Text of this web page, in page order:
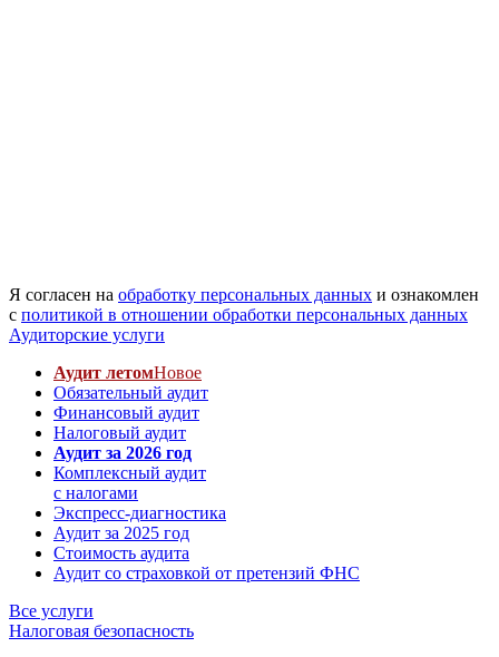
Я согласен на обработку персональных данных и ознакомлен
с политикой в отношении обработки персональных данных
Аудиторские услуги
Аудит летомНовое
Обязательный аудит
Финансовый аудит
Налоговый аудит
Аудит за 2026 год
Комплексный аудит
с налогами
Экспресс-диагностика
Аудит за 2025 год
Стоимость аудита
Аудит со страховкой от претензий ФНС
Все услуги
Налоговая безопасность